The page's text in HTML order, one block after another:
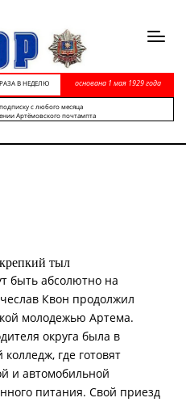
В НЕДЕЛЮ основана 1 мая 1929 года
с любого месяца
Артёмовского почтампта
тыл
быть абсолютно на
Квон продолжил
молодежью Артема.
округа была в
где готовят
и автомобильной
питания. Свой приезд